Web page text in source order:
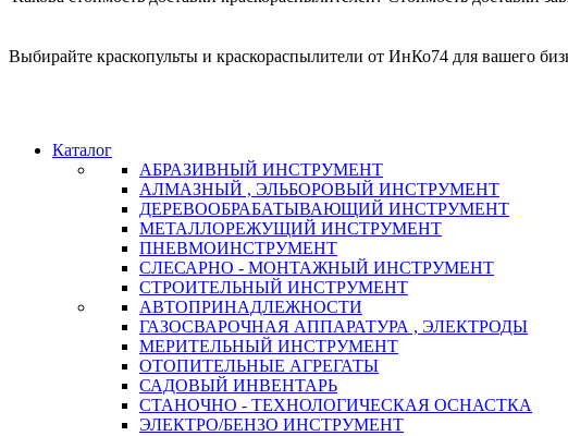
Выбирайте краскопульты и краскораспылители от ИнКо74 для вашего
Каталог
АБРАЗИВНЫЙ ИНСТРУМЕНТ
АЛМАЗНЫЙ , ЭЛЬБОРОВЫЙ ИНСТРУМЕНТ
ДЕРЕВООБРАБАТЫВАЮЩИЙ ИНСТРУМЕНТ
МЕТАЛЛОРЕЖУЩИЙ ИНСТРУМЕНТ
ПНЕВМОИНСТРУМЕНТ
СЛЕСАРНО - МОНТАЖНЫЙ ИНСТРУМЕНТ
СТРОИТЕЛЬНЫЙ ИНСТРУМЕНТ
АВТОПРИНАДЛЕЖНОСТИ
ГАЗОСВАРОЧНАЯ АППАРАТУРА , ЭЛЕКТРОДЫ
МЕРИТЕЛЬНЫЙ ИНСТРУМЕНТ
ОТОПИТЕЛЬНЫЕ АГРЕГАТЫ
САДОВЫЙ ИНВЕНТАРЬ
СТАНОЧНО - ТЕХНОЛОГИЧЕСКАЯ ОСНАСТКА
ЭЛЕКТРО/БЕНЗО ИНСТРУМЕНТ